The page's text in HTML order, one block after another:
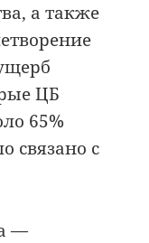
а также
ЦБ
65%
связано с
—